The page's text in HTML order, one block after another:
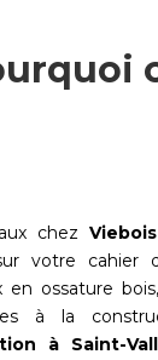
chez Viebois
votre cahier
en ossature
à la
à
Saint-